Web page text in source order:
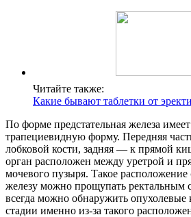
Читайте также:
Какие бывают таблетки от
По форме предстательная железа
трапециевидную форму. Передняя
лобковой кости, задняя — к прямой
орган расположен между уретрой и
мочевого пузыря. Такое расположение
железу можно прощупать ректальным
всегда можно обнаружить опухолевые
стадии именно из-за такого